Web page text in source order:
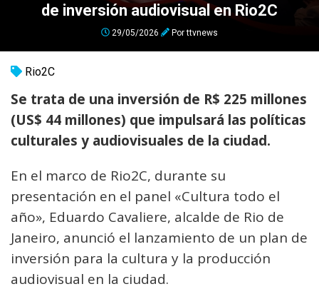
de inversión audiovisual en Rio2C
29/05/2026 Porttvnews
Rio2C
Se trata de una inversión de R$ 225 millones
(US$ 44 millones) que impulsará las políticas
culturales y audiovisuales de la ciudad.
En el marco de Rio2C, durante su
presentación en el panel «Cultura todo el
año», Eduardo Cavaliere, alcalde de Rio de
Janeiro, anunció el lanzamiento de un plan de
inversión para la cultura y la producción
audiovisual en la ciudad.